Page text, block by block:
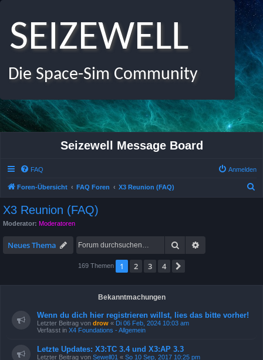
SEIZEWELL
Die Space-Sim Community
Seizewell Message Board
FAQ Anmelden
Foren-Übersicht FAQ Foren X3 Reunion (FAQ)
X3 Reunion (FAQ)
Moderator: Moderatoren
Neues Thema Suche
169 Themen 1 2 3 4
Bekanntmachungen
Wenn du dich hier registrieren willst, lies das bitte vorher!
Letzter Beitrag von drow « Di 06 Feb, 2024 10:03 am
Verfasst in X4 Foundations - Allgemein
Letzte Updates: X3:TC 3.4 und X3:AP 3.3
Letzter Beitrag von Sewell01 « So 10 Sep, 2017 10:25 pm